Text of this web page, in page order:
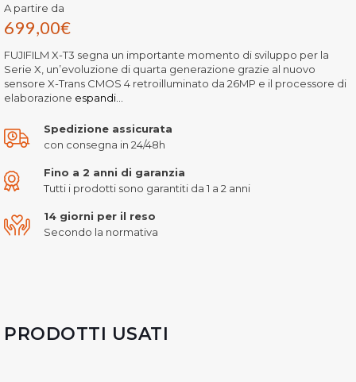
A partire da
699,00€
FUJIFILM X-T3 segna un importante momento di sviluppo per la
Serie X, un’evoluzione di quarta generazione grazie al nuovo
sensore X-Trans CMOS 4 retroilluminato da 26MP e il processore di
elaborazione espandi...
Spedizione assicurata
con consegna in 24/48h
Fino a 2 anni di garanzia
Tutti i prodotti sono garantiti da 1 a 2 anni
14 giorni per il reso
Secondo la normativa
PRODOTTI USATI